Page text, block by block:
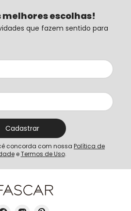
melhores escolhas!
que fazem sentido para
Cadastrar
concorda com nossa Política de
e Termos de Uso.